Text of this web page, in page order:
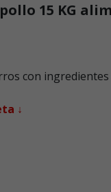
15 KG
con
↓